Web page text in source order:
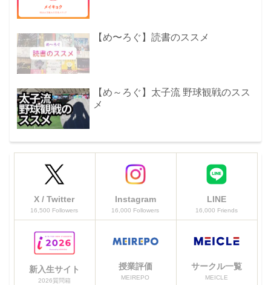
【め〜ろぐ】読書のススメ
【め～ろぐ】太子流 野球観戦のスス
メ
X / Twitter
16,500 Followers
Instagram
16,000 Followers
LINE
16,000 Friends
新入生サイト
2026質問箱
授業評価
MEIREPO
サークル一覧
MEICLE